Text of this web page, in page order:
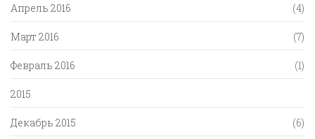
Апрель 2016 (4)
Март 2016 (7)
Февраль 2016 (1)
2015
Декабрь 2015 (6)